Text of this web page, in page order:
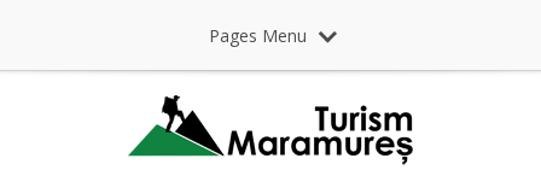
Pages Menu